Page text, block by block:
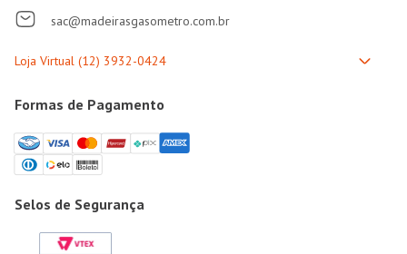
sac@madeirasgasometro.com.br
Formas de Pagamento
Selos de Segurança